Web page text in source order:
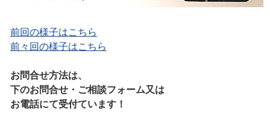
前回の様子はこちら
前々回の様子はこちら
お問合せ方法は、
下のお問合せ・ご相談フォーム又は
お電話にて受付ています！